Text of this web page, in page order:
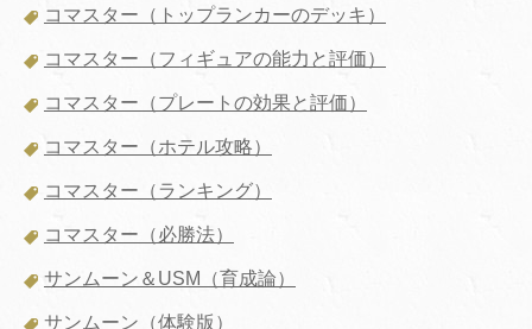
コマスター（トップランカーのデッキ）
コマスター（フィギュアの能力と評価）
コマスター（プレートの効果と評価）
コマスター（ホテル攻略）
コマスター（ランキング）
コマスター（必勝法）
サンムーン＆USM（育成論）
サンムーン（体験版）